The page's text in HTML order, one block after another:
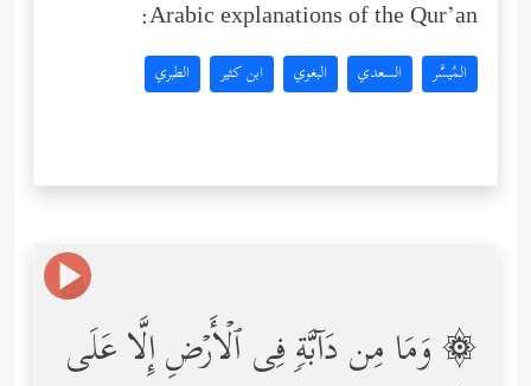
Arabic explanations of the Qur’an:
المُيسَّر السعدي البغوي ابن كثير الطبري
۞ وَمَا مِن دَاۤبَّةࣲ فِی ٱلۡأَرۡضِ إِلَّا عَلَى